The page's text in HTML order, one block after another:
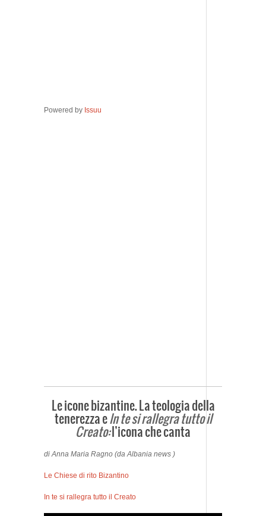
Powered by Issuu
Le icone bizantine. La teologia della
tenerezza eIn te si rallegra tutto il
Creato:l’icona che canta
di Anna Maria Ragno (da Albania news )
Le Chiese di rito Bizantino
In te si rallegra tutto il Creato